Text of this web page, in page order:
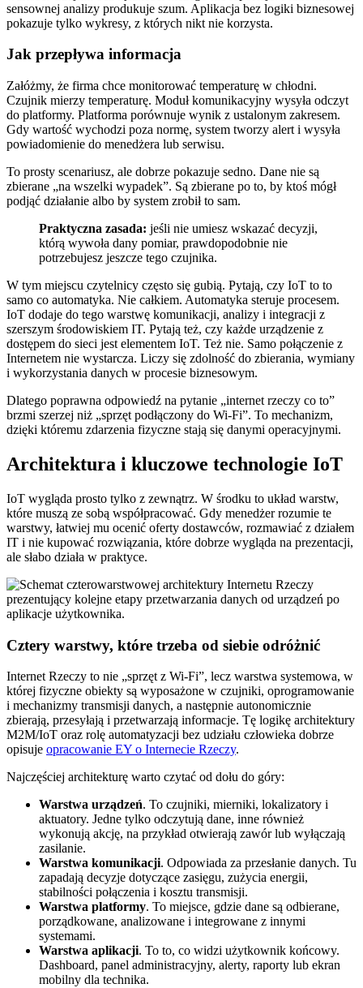
sensownej analizy produkuje szum. Aplikacja bez logiki biznesowej
pokazuje tylko wykresy, z których nikt nie korzysta.
Jak przepływa informacja
Załóżmy, że firma chce monitorować temperaturę w chłodni.
Czujnik mierzy temperaturę. Moduł komunikacyjny wysyła odczyt
do platformy. Platforma porównuje wynik z ustalonym zakresem.
Gdy wartość wychodzi poza normę, system tworzy alert i wysyła
powiadomienie do menedżera lub serwisu.
To prosty scenariusz, ale dobrze pokazuje sedno. Dane nie są
zbierane „na wszelki wypadek”. Są zbierane po to, by ktoś mógł
podjąć działanie albo by system zrobił to sam.
Praktyczna zasada: jeśli nie umiesz wskazać decyzji,
którą wywoła dany pomiar, prawdopodobnie nie
potrzebujesz jeszcze tego czujnika.
W tym miejscu czytelnicy często się gubią. Pytają, czy IoT to to
samo co automatyka. Nie całkiem. Automatyka steruje procesem.
IoT dodaje do tego warstwę komunikacji, analizy i integracji z
szerszym środowiskiem IT. Pytają też, czy każde urządzenie z
dostępem do sieci jest elementem IoT. Też nie. Samo połączenie z
Internetem nie wystarcza. Liczy się zdolność do zbierania, wymiany
i wykorzystania danych w procesie biznesowym.
Dlatego poprawna odpowiedź na pytanie „internet rzeczy co to”
brzmi szerzej niż „sprzęt podłączony do Wi‑Fi”. To mechanizm,
dzięki któremu zdarzenia fizyczne stają się danymi operacyjnymi.
Architektura i kluczowe technologie IoT
IoT wygląda prosto tylko z zewnątrz. W środku to układ warstw,
które muszą ze sobą współpracować. Gdy menedżer rozumie te
warstwy, łatwiej mu ocenić oferty dostawców, rozmawiać z działem
IT i nie kupować rozwiązania, które dobrze wygląda na prezentacji,
ale słabo działa w praktyce.
Cztery warstwy, które trzeba od siebie odróżnić
Internet Rzeczy to nie „sprzęt z Wi‑Fi”, lecz warstwa systemowa, w
której fizyczne obiekty są wyposażone w czujniki, oprogramowanie
i mechanizmy transmisji danych, a następnie autonomicznie
zbierają, przesyłają i przetwarzają informacje. Tę logikę architektury
M2M/IoT oraz rolę automatyzacji bez udziału człowieka dobrze
opisuje opracowanie EY o Internecie Rzeczy.
Najczęściej architekturę warto czytać od dołu do góry:
Warstwa urządzeń. To czujniki, mierniki, lokalizatory i
aktuatory. Jedne tylko odczytują dane, inne również
wykonują akcję, na przykład otwierają zawór lub wyłączają
zasilanie.
Warstwa komunikacji. Odpowiada za przesłanie danych. Tu
zapadają decyzje dotyczące zasięgu, zużycia energii,
stabilności połączenia i kosztu transmisji.
Warstwa platformy. To miejsce, gdzie dane są odbierane,
porządkowane, analizowane i integrowane z innymi
systemami.
Warstwa aplikacji. To to, co widzi użytkownik końcowy.
Dashboard, panel administracyjny, alerty, raporty lub ekran
mobilny dla technika.